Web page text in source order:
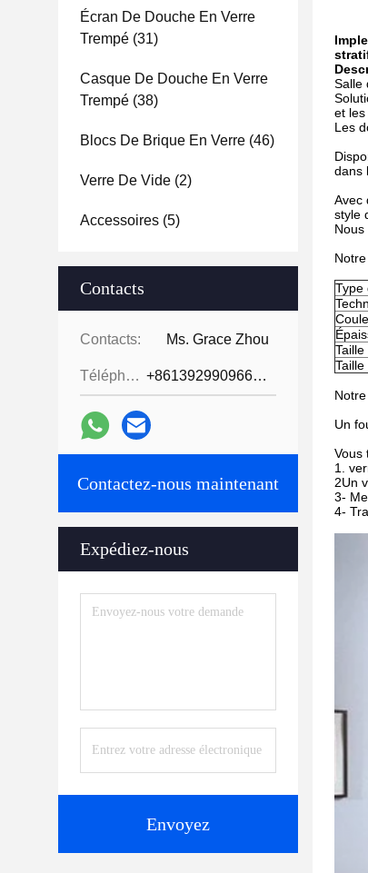
Écran De Douche En Verre
Trempé (31)
Casque De Douche En Verre
Trempé (38)
Blocs De Brique En Verre (46)
Verre De Vide (2)
Accessoires (5)
Contacts
Contacts: Ms. Grace Zhou
Téléphone: +8613929909663--13690711186
Contactez-nous maintenant
Expédiez-nous
Envoyez
Salle
et
Les
dans
Avec
style
Type
Un
Vous
1.
2Un
3-
4-